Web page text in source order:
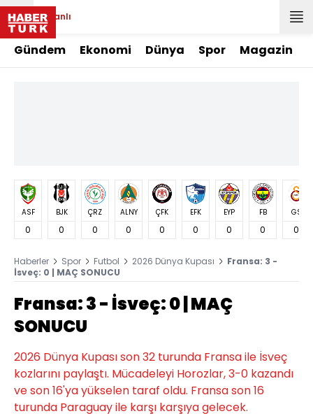
Canlı
Gündem Ekonomi Dünya Spor Magazin
ASF
0
BJK
0
ÇRZ
0
ALNY
0
ÇFK
0
EFK
0
EYP
0
FB
0
GS
0
Haberler Spor Futbol 2026 Dünya Kupası
Fransa: 3 -
İsveç: 0 | MAÇ SONUCU
Fransa: 3 - İsveç: 0 | MAÇ
SONUCU
2026 Dünya Kupası son 32 turunda Fransa ile İsveç
kozlarını paylaştı. Mücadeleyi Horozlar, 3-0 kazandı
ve son 16'ya yükselen taraf oldu. Fransa son 16
turunda Paraguay ile karşı karşıya gelecek.